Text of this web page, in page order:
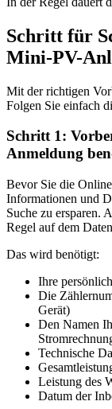
Schritt für
Mini-PV-
Mit der richtigen
Folgen Sie einfach
Schritt 1:
Anmeldung
Bevor Sie die
Informationen und
Suche zu ersparen.
Regel auf dem
Das wird benötigt:
Ihre
Die
Gerät)
Den Namen
Technische
Leistung des
Datum der